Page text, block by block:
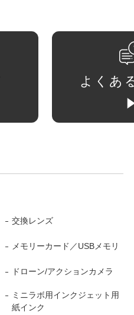
よくあ
交換レンズ
メモリーカード／USBメモリ
ドローン/アクションカメラ
ミニラボ用インクジェット用
紙インク